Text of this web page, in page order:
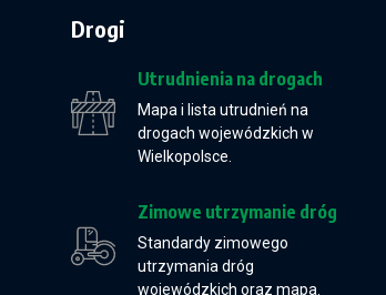
Drogi
Utrudnienia na drogach
Mapa i lista utrudnień na
drogach wojewódzkich w
Wielkopolsce.
Zimowe utrzymanie dróg
Standardy zimowego
utrzymania dróg
wojewódzkich oraz mapa.